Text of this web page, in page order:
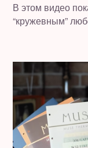
В этом видео
“кружевным”